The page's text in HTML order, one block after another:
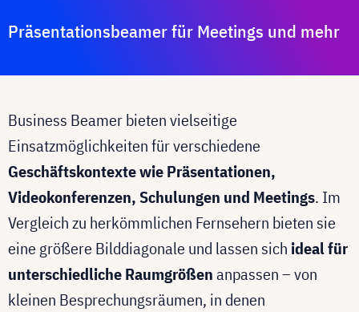
Präsentationsbeamer für Meetings und mehr
Business Beamer bieten vielseitige
Einsatzmöglichkeiten für verschiedene
Geschäftskontexte wie Präsentationen,
Videokonferenzen, Schulungen und Meetings. Im
Vergleich zu herkömmlichen Fernsehern bieten sie
eine größere Bilddiagonale und lassen sich ideal für
unterschiedliche Raumgrößenanpassen – von
kleinen Besprechungsräumen, in denen